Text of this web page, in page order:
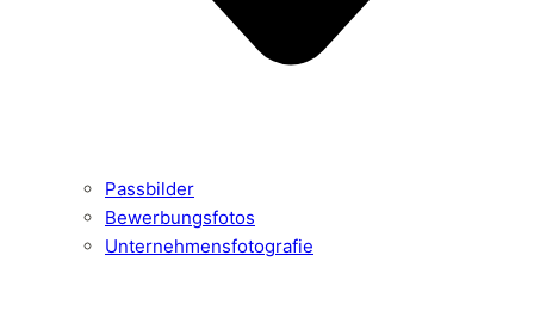
Passbilder
Bewerbungsfotos
Unternehmensfotografie